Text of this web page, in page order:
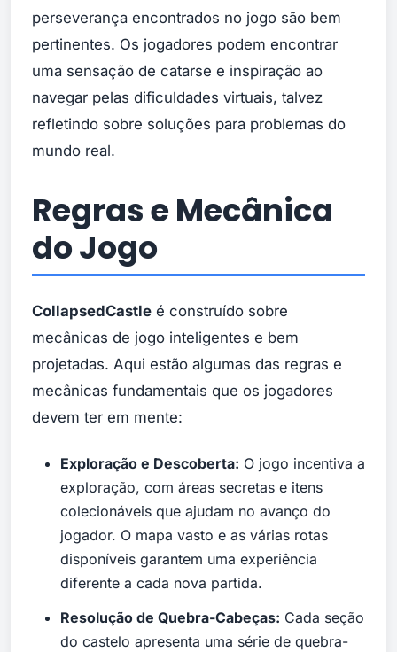
perseverança encontrados no jogo são bem
pertinentes. Os jogadores podem encontrar
uma sensação de catarse e inspiração ao
navegar pelas dificuldades virtuais, talvez
refletindo sobre soluções para problemas do
mundo real.
Regras e Mecânica
do Jogo
CollapsedCastle é construído sobre
mecânicas de jogo inteligentes e bem
projetadas. Aqui estão algumas das regras e
mecânicas fundamentais que os jogadores
devem ter em mente:
Exploração e Descoberta: O jogo incentiva a
exploração, com áreas secretas e itens
colecionáveis que ajudam no avanço do
jogador. O mapa vasto e as várias rotas
disponíveis garantem uma experiência
diferente a cada nova partida.
Resolução de Quebra-Cabeças: Cada seção
do castelo apresenta uma série de quebra-